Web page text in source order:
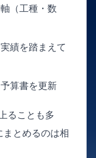
（工種・数
績を踏まえて
算書を更新
ることも多
まとめるのは相